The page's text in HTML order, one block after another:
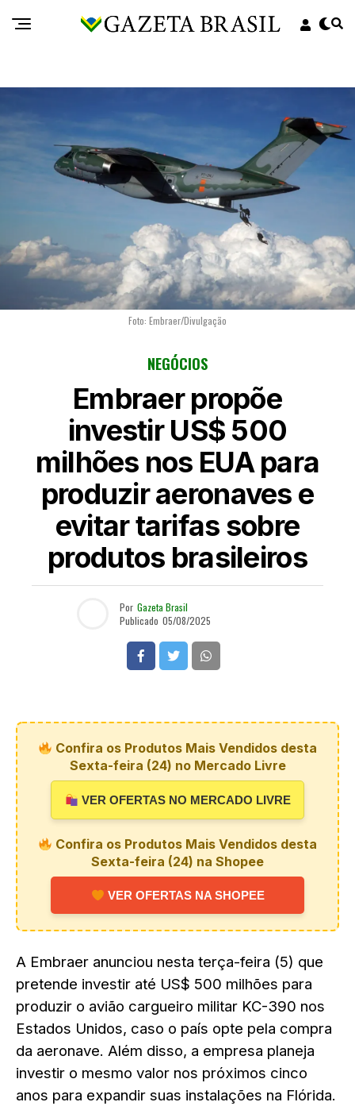
Foto: Embraer/Divulgação
NEGÓCIOS
Embraer propõe
investir US$ 500
milhões nos EUA para
produzir aeronaves e
evitar tarifas sobre
produtos brasileiros
Por Gazeta Brasil
Publicado 05/08/2025
Confira os Produtos Mais Vendidos desta
Sexta-feira (24) no Mercado Livre
VER OFERTAS NO MERCADO LIVRE
Confira os Produtos Mais Vendidos desta
Sexta-feira (24) na Shopee
VER OFERTAS NA SHOPEE
A Embraer anunciou nesta terça-feira (5) que
pretende investir até US$ 500 milhões para
produzir o avião cargueiro militar KC-390 nos
Estados Unidos, caso o país opte pela compra
da aeronave. Além disso, a empresa planeja
investir o mesmo valor nos próximos cinco
anos para expandir suas instalações na Flórida.